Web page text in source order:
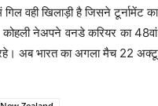
वही खिलाड़ी है जिसने
कोहली नेअपने वनडे करियर का
अब भारत का अगला मैच 22